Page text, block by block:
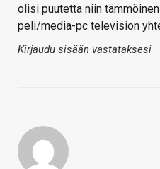
olisi puutetta niin
peli/media-pc television
Kirjaudu sisään vastataksesi